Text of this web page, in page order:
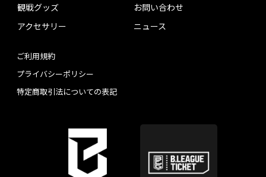
観戦グッズ
アクセサリー
お問い合わせ
ニュース
ご利用規約
プライバシーポリシー
特定商取引法についての表記